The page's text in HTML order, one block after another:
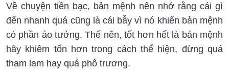
Về chuyện tiền bạc, bản mệnh nên nhớ rằng cái gì
đến nhanh quá cũng là cái bẫy vì nó khiến bản mệnh
có phần ảo tưởng. Thế nên, tốt hơn hết là bản mệnh
hãy khiêm tốn hơn trong cách thể hiện, đừng quá
tham lam hay quá phô trương.